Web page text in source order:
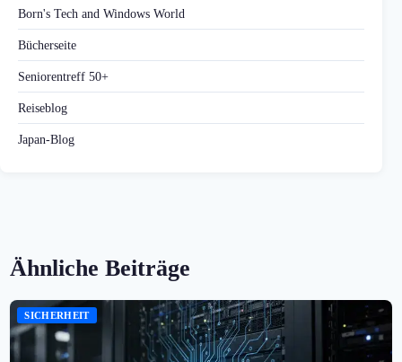
Born's Tech and Windows World
Bücherseite
Seniorentreff 50+
Reiseblog
Japan-Blog
Ähnliche Beiträge
SICHERHEIT